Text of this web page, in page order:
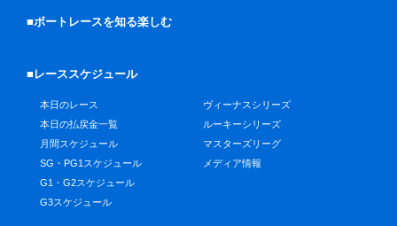
■ボートレースを知る楽しむ
■レーススケジュール
本日のレース
本日の払戻金一覧
月間スケジュール
SG・PG1スケジュール
G1・G2スケジュール
G3スケジュール
ヴィーナスシリーズ
ルーキーシリーズ
マスターズリーグ
メディア情報